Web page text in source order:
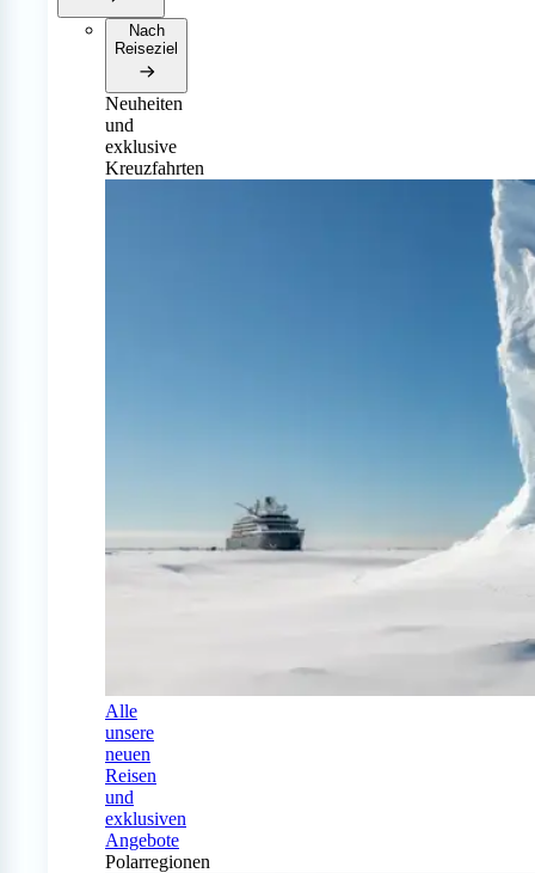
Nach
Reiseziel
Neuheiten
und
exklusive
Kreuzfahrten
Alle
unsere
neuen
Reisen
und
exklusiven
Angebote
Polarregionen